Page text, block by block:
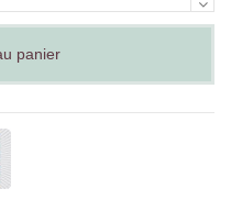
panier